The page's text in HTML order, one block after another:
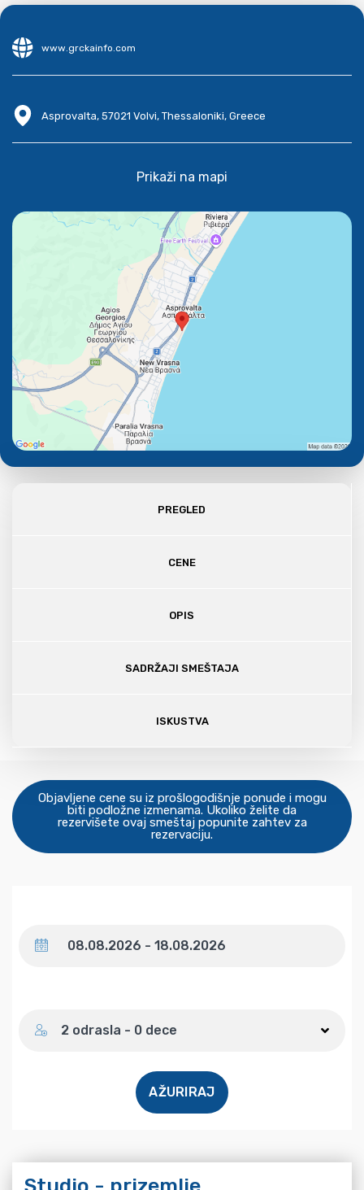
www.grckainfo.com
Asprovalta, 57021 Volvi, Thessaloniki, Greece
Prikaži na mapi
PREGLED
CENE
OPIS
SADRŽAJI SMEŠTAJA
ISKUSTVA
Objavljene cene su iz prošlogodišnje ponude i mogu
biti podložne izmenama. Ukoliko želite da
rezervišete ovaj smeštaj popunite zahtev za
rezervaciju.
2 odrasla - 0 dece
AŽURIRAJ